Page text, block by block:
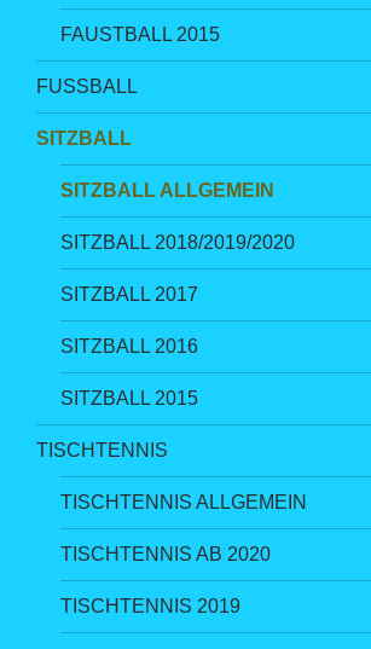
FAUSTBALL 2015
FUSSBALL
SITZBALL
SITZBALL ALLGEMEIN
SITZBALL 2018/2019/2020
SITZBALL 2017
SITZBALL 2016
SITZBALL 2015
TISCHTENNIS
TISCHTENNIS ALLGEMEIN
TISCHTENNIS AB 2020
TISCHTENNIS 2019